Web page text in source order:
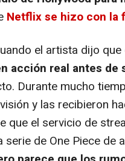
Netflix se hizo con la
el artista dijo que
acción real antes de
Durante mucho
y las recibieron
que el servicio de
serie de One Piece de